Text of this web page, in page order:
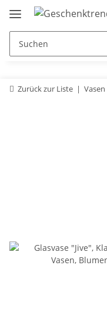
Zurück zur Liste